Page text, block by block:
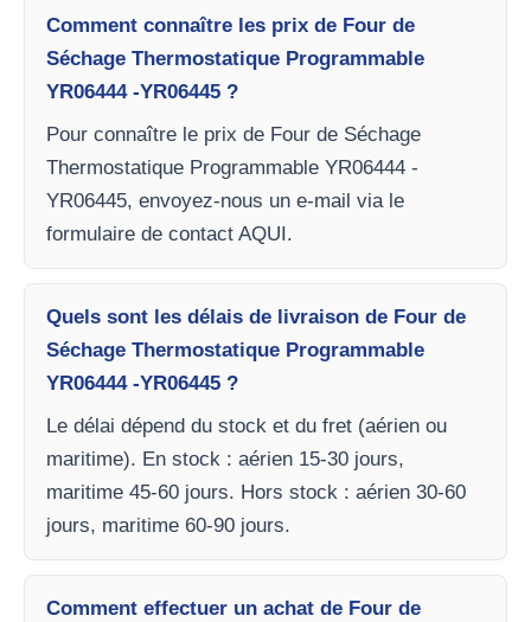
Comment connaître les prix de Four de
Séchage Thermostatique Programmable
YR06444 -YR06445 ?
Pour connaître le prix de Four de Séchage
Thermostatique Programmable YR06444 -
YR06445, envoyez-nous un e-mail via le
formulaire de contact AQUI.
Quels sont les délais de livraison de Four de
Séchage Thermostatique Programmable
YR06444 -YR06445 ?
Le délai dépend du stock et du fret (aérien ou
maritime). En stock : aérien 15-30 jours,
maritime 45-60 jours. Hors stock : aérien 30-60
jours, maritime 60-90 jours.
Comment effectuer un achat de Four de